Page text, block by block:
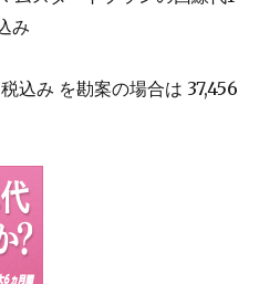
み
込み を勘案の場合は 37,456